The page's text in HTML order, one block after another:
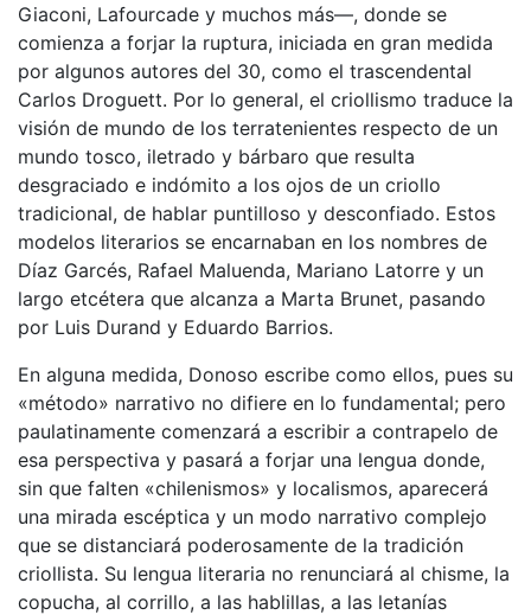
Giaconi, Lafourcade y muchos más—, donde se
comienza a forjar la ruptura, iniciada en gran medida
por algunos autores del 30, como el trascendental
Carlos Droguett. Por lo general, el criollismo traduce la
visión de mundo de los terratenientes respecto de un
mundo tosco, iletrado y bárbaro que resulta
desgraciado e indómito a los ojos de un criollo
tradicional, de hablar puntilloso y desconfiado. Estos
modelos literarios se encarnaban en los nombres de
Díaz Garcés, Rafael Maluenda, Mariano Latorre y un
largo etcétera que alcanza a Marta Brunet, pasando
por Luis Durand y Eduardo Barrios.
En alguna medida, Donoso escribe como ellos, pues su
«método» narrativo no difiere en lo fundamental; pero
paulatinamente comenzará a escribir a contrapelo de
esa perspectiva y pasará a forjar una lengua donde,
sin que falten «chilenismos» y localismos, aparecerá
una mirada escéptica y un modo narrativo complejo
que se distanciará poderosamente de la tradición
criollista. Su lengua literaria no renunciará al chisme, la
copucha, al corrillo, a las hablillas, a las letanías